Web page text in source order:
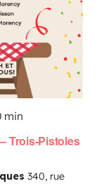
Trois-Pistoles
min
340, rue